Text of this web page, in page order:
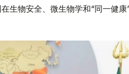
生物安全、微生物学和“同一健康